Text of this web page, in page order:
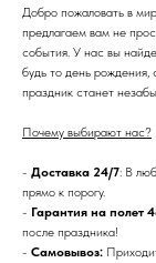
Добро пожаловать в
предлагаем вам не
события. У нас вы
будь то день рождения,
праздник станет
Почему выбирают нас?
- Доставка 24/7: В
прямо к порогу.
- Гарантия на полет
после праздника!
- Самовывоз: